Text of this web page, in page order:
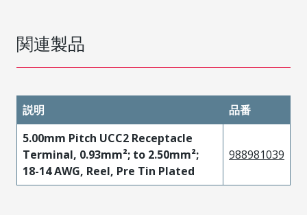
関連製品
説明
品番
5.00mm Pitch UCC2 Receptacle
Terminal, 0.93mm²; to 2.50mm²;
18-14 AWG, Reel, Pre Tin Plated
988981039